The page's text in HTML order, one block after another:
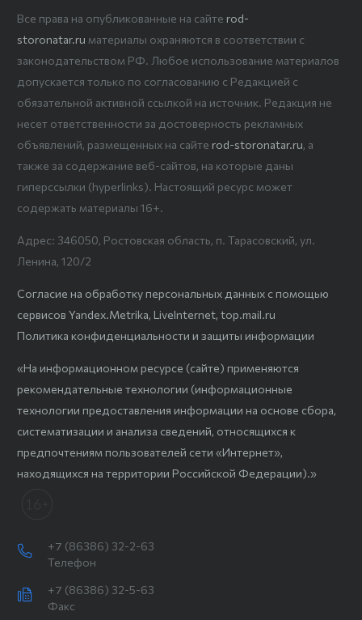
Все права на опубликованные на сайте rod-
storonatar.ru материалы охраняются в соответствии с
законодательством РФ. Любое использование материалов
допускается только по согласованию с Редакцией с
обязательной активной ссылкой на источник. Редакция не
несет ответственности за достоверность рекламных
объявлений, размещенных на сайте rod-storonatar.ru, а
также за содержание веб-сайтов, на которые даны
гиперссылки (hyperlinks). Настоящий ресурс может
содержать материалы 16+.
Адрес: 346050, Ростовская область, п. Тарасовский, ул.
Ленина, 120/2
Согласие на обработку персональных данных с помощью
сервисов Yandex.Metrika, LiveInternet, top.mail.ru
Политика конфиденциальности и защиты информации
«На информационном ресурсе (сайте) применяются
рекомендательные технологии (информационные
технологии предоставления информации на основе сбора,
систематизации и анализа сведений, относящихся к
предпочтениям пользователей сети «Интернет»,
находящихся на территории Российской Федерации).»
+7 (86386) 32-2-63
Телефон
+7 (86386) 32-5-63
Факс